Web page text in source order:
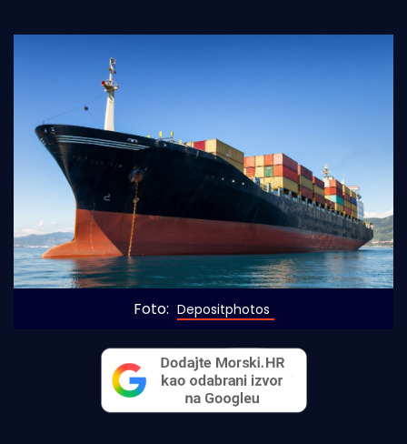
Foto: Depositphotos